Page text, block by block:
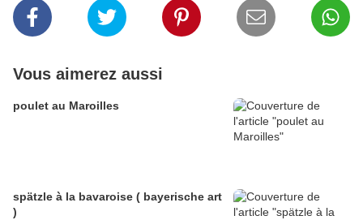
Vous aimerez aussi
poulet au Maroilles
spätzle à la bavaroise ( bayerische art
)